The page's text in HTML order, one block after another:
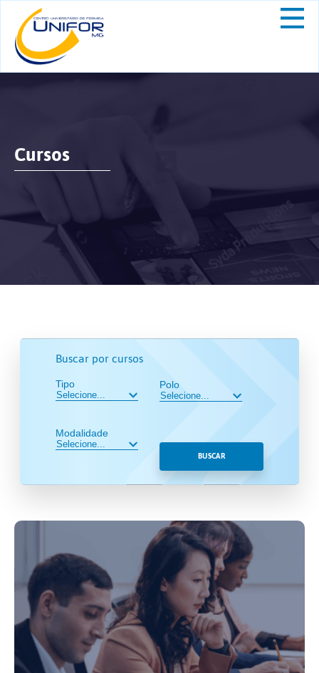
Cursos
Buscar por cursos
Tipo
Modalidade
Polo
BUSCAR